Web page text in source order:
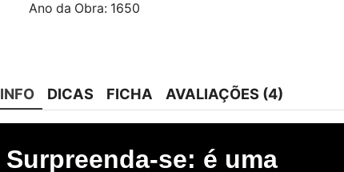
Ano da Obra: 1650
INFO DICAS FICHA AVALIAÇÕES (4)
Surpreenda-se: é uma